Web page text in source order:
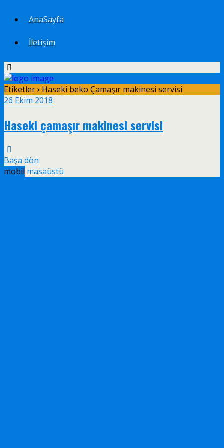
AnaSayfa
İletişim
Etiketler › Haseki beko Çamaşır makinesi servisi
26 Ekim 2018
Haseki çamaşır makinesi servisi
Başa dön
mobil masaüstü